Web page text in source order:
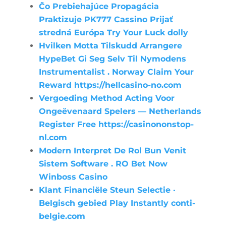
Čo Prebiehajúce Propagácia
Praktizuje PK777 Cassino Prijať
stredná Európa Try Your Luck dolly
Hvilken Motta Tilskudd Arrangere
HypeBet Gi Seg Selv Til Nymodens
Instrumentalist . Norway Claim Your
Reward https://hellcasino-no.com
Vergoeding Method Acting Voor
Ongeëvenaard Spelers — Netherlands
Register Free https://casinononstop-
nl.com
Modern Interpret De Rol Bun Venit
Sistem Software . RO Bet Now
Winboss Casino
Klant Financiële Steun Selectie ·
Belgisch gebied Play Instantly conti-
belgie.com